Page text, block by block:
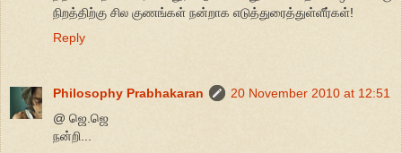
நிறத்திற்கு சில குணங்கள் நன்றாக எடுத்துரைத்துள்ளீர்கள்!
Reply
Philosophy Prabhakaran
20 November 2010 at 12:51
@ ஜெ.ஜெ
நன்றி...